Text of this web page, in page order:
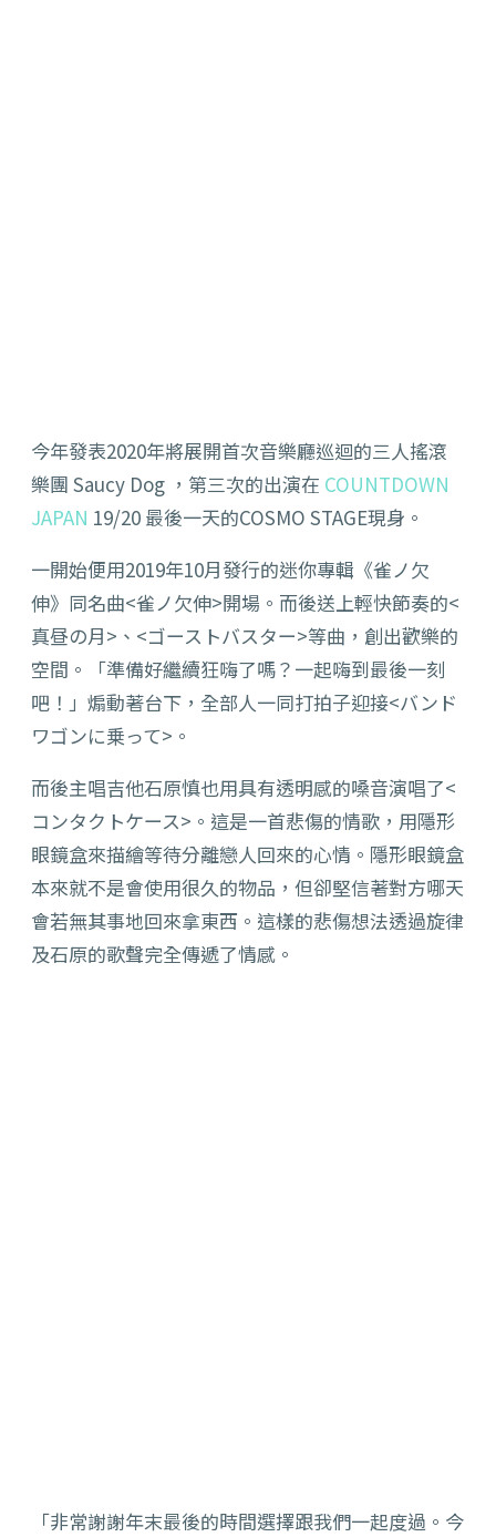
今年發表2020年將展開首次音樂廳巡迴的三人搖滾
樂團 Saucy Dog ，第三次的出演在 COUNTDOWN
JAPAN 19/20 最後一天的COSMO STAGE現身。
一開始便用2019年10月發行的迷你專輯《雀ノ欠
伸》同名曲<雀ノ欠伸>開場。而後送上輕快節奏的<
真昼の月>、<ゴーストバスター>等曲，創出歡樂的
空間。「準備好繼續狂嗨了嗎？一起嗨到最後一刻
吧！」煽動著台下，全部人一同打拍子迎接<バンド
ワゴンに乗って>。
而後主唱吉他石原慎也用具有透明感的嗓音演唱了<
コンタクトケース>。這是一首悲傷的情歌，用隱形
眼鏡盒來描繪等待分離戀人回來的心情。隱形眼鏡盒
本來就不是會使用很久的物品，但卻堅信著對方哪天
會若無其事地回來拿東西。這樣的悲傷想法透過旋律
及石原的歌聲完全傳遞了情感。
「非常謝謝年末最後的時間選擇跟我們一起度過。今